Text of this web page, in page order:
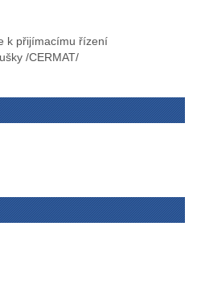
k přijímacímu řízení
/CERMAT/